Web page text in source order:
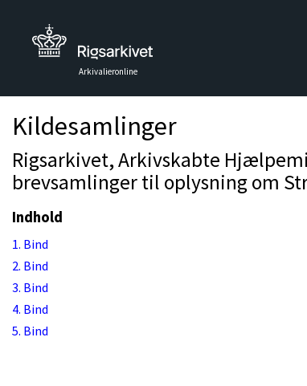
Arkivalieronline
Kildesamlinger
Rigsarkivet, Arkivskabte
brevsamlinger til oplysning om
Indhold
1. Bind
2. Bind
3. Bind
4. Bind
5. Bind